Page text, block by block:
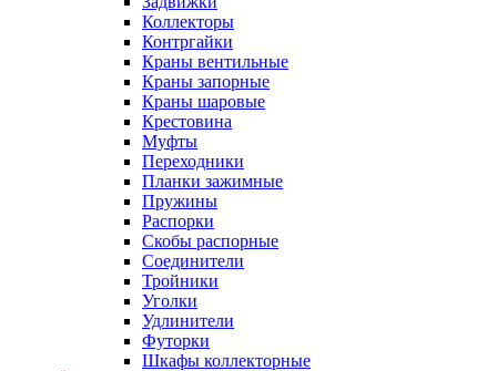
Коллекторы
Контргайки
Краны вентильные
Краны запорные
Краны шаровые
Крестовина
Муфты
Переходники
Планки зажимные
Пружины
Распорки
Скобы распорные
Соединители
Тройники
Уголки
Удлинители
Футорки
Шкафы коллекторные